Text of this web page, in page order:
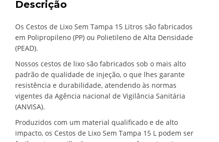
Descrição
Os Cestos de Lixo Sem Tampa 15 Litros são fabricados
em Polipropileno (PP) ou Polietileno de Alta Densidade
(PEAD).
Nossos cestos de lixo são fabricados sob o mais alto
padrão de qualidade de injeção, o que lhes garante
resistência e durabilidade, atendendo às normas
vigentes da Agência nacional de Vigilância Sanitária
(ANVISA).
Produzidos com um material qualificado e de alto
impacto, os Cestos de Lixo Sem Tampa 15 L podem ser